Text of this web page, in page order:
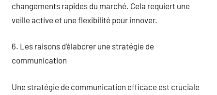
changements rapides du marché. Cela requiert une
veille active et une flexibilité pour innover.
6. Les raisons d’élaborer une stratégie de
communication
Une stratégie de communication efficace est cruciale